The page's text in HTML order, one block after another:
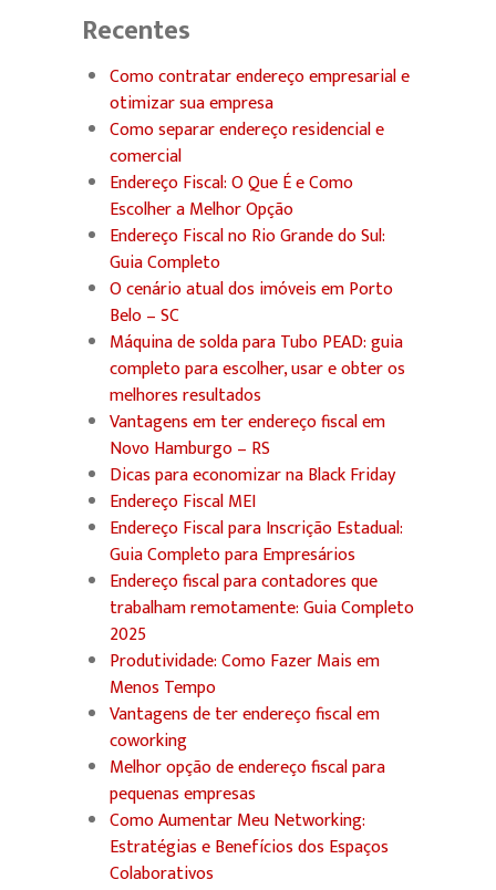
Recentes
Como contratar endereço empresarial e
otimizar sua empresa
Como separar endereço residencial e
comercial
Endereço Fiscal: O Que É e Como
Escolher a Melhor Opção
Endereço Fiscal no Rio Grande do Sul:
Guia Completo
O cenário atual dos imóveis em Porto
Belo – SC
Máquina de solda para Tubo PEAD: guia
completo para escolher, usar e obter os
melhores resultados
Vantagens em ter endereço fiscal em
Novo Hamburgo – RS
Dicas para economizar na Black Friday
Endereço Fiscal MEI
Endereço Fiscal para Inscrição Estadual:
Guia Completo para Empresários
Endereço fiscal para contadores que
trabalham remotamente: Guia Completo
2025
Produtividade: Como Fazer Mais em
Menos Tempo
Vantagens de ter endereço fiscal em
coworking
Melhor opção de endereço fiscal para
pequenas empresas
Como Aumentar Meu Networking:
Estratégias e Benefícios dos Espaços
Colaborativos